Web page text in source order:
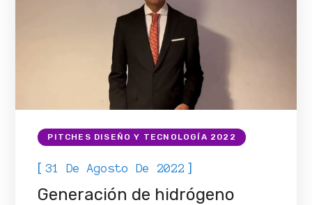
PITCHES DISEÑO Y TECNOLOGÍA 2022
[31 De Agosto De 2022 ]
Generación de hidrógeno